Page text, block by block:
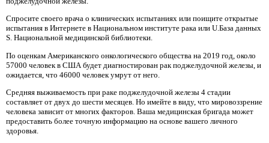
Спросите своего врача о клинических испытаниях или поищите открытые
испытания в Интернете в Национальном институте рака или U.База данных
S. Национальной медицинской библиотеки.
По оценкам Американского онкологического общества на 2019 год, около
57000 человек в США будет диагностирован рак поджелудочной железы, и
ожидается, что 46000 человек умрут от него.
Средняя выживаемость при раке поджелудочной железы 4 стадии
составляет от двух до шести месяцев. Но имейте в виду, что мировоззрение
человека зависит от многих факторов. Ваша медицинская бригада может
предоставить более точную информацию на основе вашего личного
здоровья.